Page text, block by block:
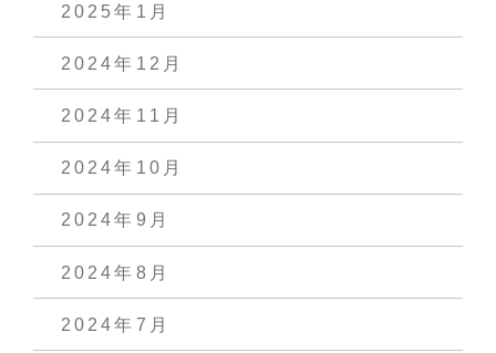
2025年1月
2024年12月
2024年11月
2024年10月
2024年9月
2024年8月
2024年7月